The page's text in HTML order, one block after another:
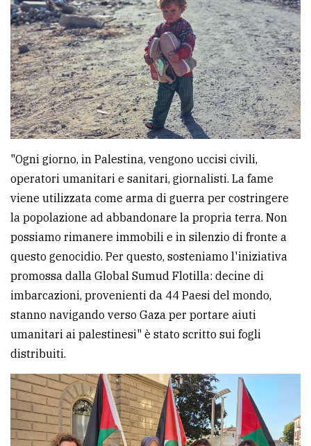
"Ogni giorno, in Palestina, vengono uccisi civili,
operatori umanitari e sanitari, giornalisti. La fame
viene utilizzata come arma di guerra per costringere
la popolazione ad abbandonare la propria terra. Non
possiamo rimanere immobili e in silenzio di fronte a
questo genocidio. Per questo, sosteniamo l'iniziativa
promossa dalla Global Sumud Flotilla: decine di
imbarcazioni, provenienti da 44 Paesi del mondo,
stanno navigando verso Gaza per portare aiuti
umanitari ai palestinesi" è stato scritto sui fogli
distribuiti.